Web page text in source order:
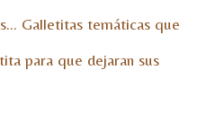
Galletitas temáticas que
para que dejaran sus